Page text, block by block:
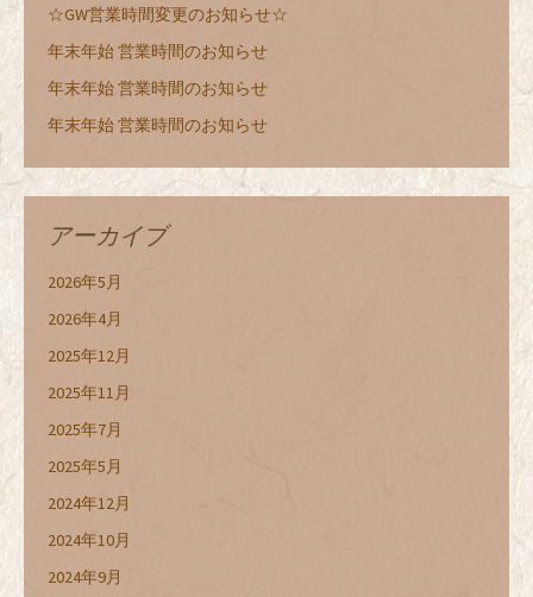
☆GW営業時間変更のお知らせ☆
年末年始 営業時間のお知らせ
年末年始 営業時間のお知らせ
年末年始 営業時間のお知らせ
アーカイブ
2026年5月
2026年4月
2025年12月
2025年11月
2025年7月
2025年5月
2024年12月
2024年10月
2024年9月